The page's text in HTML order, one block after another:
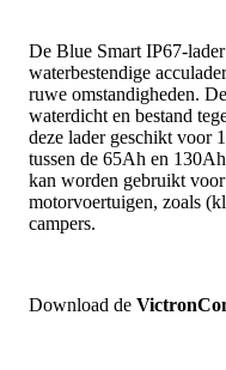
De Blue Smart IP67-
waterbestendige
ruwe omstandigheden.
waterdicht en bestand
deze lader geschikt voor
tussen de 65Ah en
kan worden gebruikt
motorvoertuigen, zoals
campers.
Download de